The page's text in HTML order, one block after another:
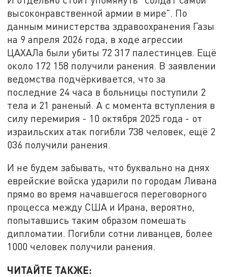
высоконравственной армии в мире". По
данным министерства здравоохранения Газы
на 9 апреля 2026 года, в ходе агрессии
ЦАХАЛа были убиты 72 317 палестинцев. Ещё
около 172 158 получили ранения. В заявлении
ведомства подчёркивается, что за
последние 24 часа в больницы поступили 2
тела и 21 раненый. А с момента вступления в
силу перемирия - 10 октября 2025 года - от
израильских атак погибли 738 человек, ещё 2
036 получили ранения.
И не будем забывать, что буквально на днях
еврейские войска ударили по городам Ливана
прямо во время начавшегося переговорного
процесса между США и Ирана, вероятно,
попытавшись таким образом помешать
дипломатии. Погибли сотни ливанцев, более
1000 человек получили ранения.
ЧИТАЙТЕ ТАКЖЕ: